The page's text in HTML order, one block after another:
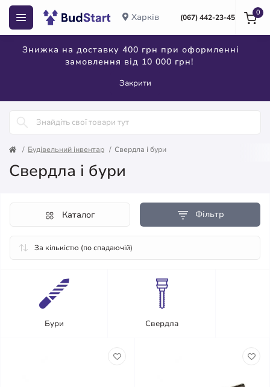
Харків (067) 442-23-45
Знижка на доставку 400 грн при оформленні
замовлення від 10 000 грн!
Закрити
0
Будівельний інвентар Свердла і бури
Свердла і бури
Фільтр
Каталог
Бури Свердла